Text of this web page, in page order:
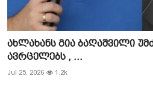
ახლახანს გია ბაღაშვილი
ავრცელებს , ...
Jul 25, 2026 1.2k